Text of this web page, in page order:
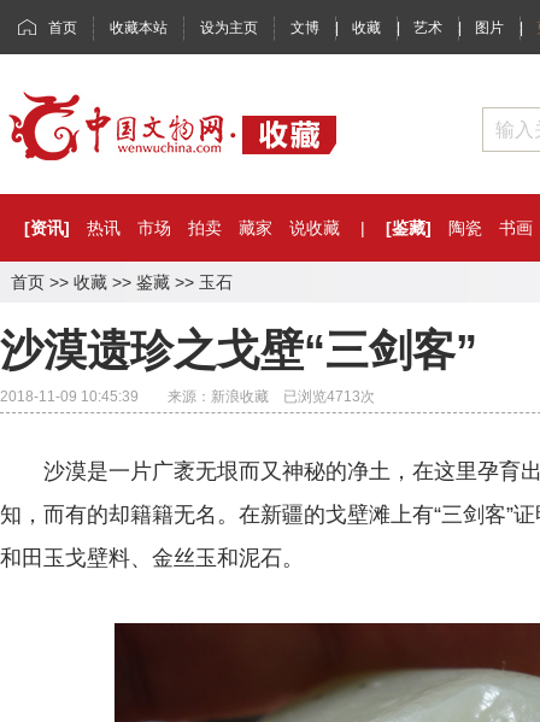
首页 收藏本站 设为主页 文博 | 收藏 | 艺术 | 图片 |
[资讯] 热讯 市场 拍卖 藏家 说收藏 | [鉴藏] 陶瓷 书画
首页 >> 收藏 >> 鉴藏 >> 玉石
沙漠遗珍之戈壁“三剑客”
2018-11-09 10:45:39 来源：新浪收藏 已浏览4713次
沙漠是一片广袤无垠而又神秘的净土，在这里孕育
知，而有的却籍籍无名。在新疆的戈壁滩上有“三剑客”
和田玉戈壁料、金丝玉和泥石。